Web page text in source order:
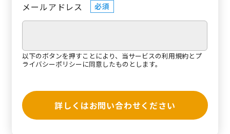
メールアドレス 必須
以下のボタンを押すことにより、当サービスの利用規約と プ
ライバシーポリシーに同意したものとします。
詳しくはお問い合わせください